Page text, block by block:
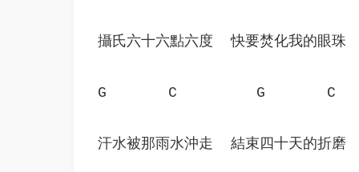
攝氏六十六點六度  快要焚化我的眼珠
G       C         G       C
汗水被那雨水沖走  結束四十天的折磨